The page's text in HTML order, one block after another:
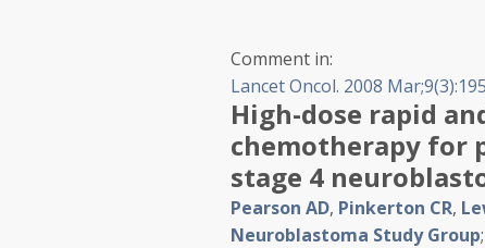
Comment in:
Lancet Oncol. 2008
High-dose rapid
chemotherapy for
stage 4
Pearson AD, Pinkerton CR,
Neuroblastoma Study Group;